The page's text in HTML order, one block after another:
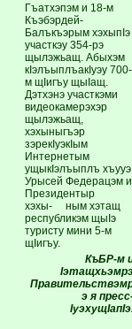
Гъатхэпэм и 18-м
Къэбэрдей-
Балъкъэрым хэхыпIэ
участкэу 354-рэ
щылэжьащ. Абыхэм
кIэлъыплъакIуэу 700-
м щIигъу щыIащ.
Дэтхэнэ участкэми
видеокамерэхэр
щылэжьащ,
хэхыныгъэр
зэрекIуэкIым
Интернетым
ущыкIэлъыплъ
Урысей Федерацэм и
Президентыр
хэхы- ным хэтащ
республикэм щыIэ
туристу мини 5-м
щIигъу.
КъБР-м
э я